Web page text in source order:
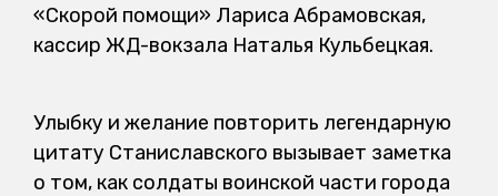
«Скорой помощи» Лариса Абрамовская,
кассир ЖД-вокзала Наталья Кульбецкая.
Улыбку и желание повторить легендарную
цитату Станиславского вызывает заметка
о том, как солдаты воинской части города